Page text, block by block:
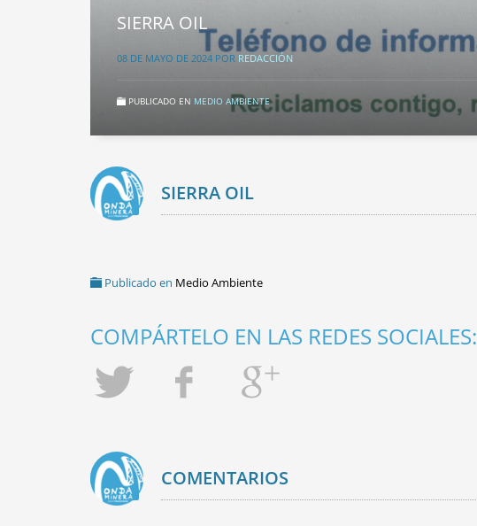
SIERRA OIL
08 DE MAYO DE 2024 POR REDACCIÓN
PUBLICADO EN MEDIO AMBIENTE
SIERRA OIL
Publicado en Medio Ambiente
COMPÁRTELO EN LAS REDES SOCIALES:
COMENTARIOS